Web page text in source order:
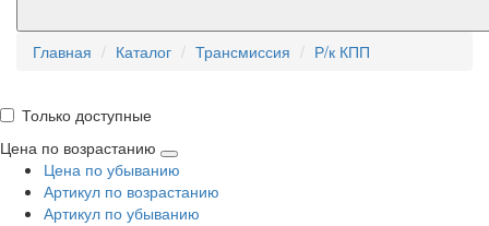
Главная Каталог Трансмиссия Р/к КПП
Только доступные
Цена по возрастанию
Цена по убыванию
Артикул по возрастанию
Артикул по убыванию